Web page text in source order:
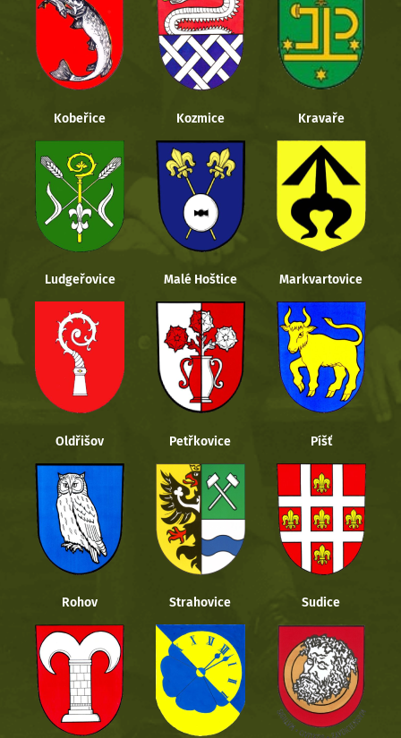
Kobeřice Kozmice Kravaře
Ludgeřovice Malé Hoštice Markvartovice
Oldřišov Petřkovice Píšť
Rohov Strahovice Sudice